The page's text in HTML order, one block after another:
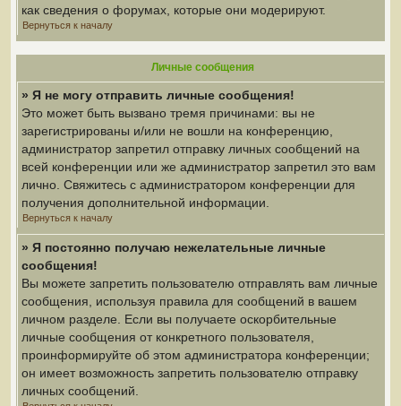
как сведения о форумах, которые они модерируют.
Вернуться к началу
Личные сообщения
» Я не могу отправить личные сообщения!
Это может быть вызвано тремя причинами: вы не
зарегистрированы и/или не вошли на конференцию,
администратор запретил отправку личных сообщений на
всей конференции или же администратор запретил это вам
лично. Свяжитесь с администратором конференции для
получения дополнительной информации.
Вернуться к началу
» Я постоянно получаю нежелательные личные
сообщения!
Вы можете запретить пользователю отправлять вам личные
сообщения, используя правила для сообщений в вашем
личном разделе. Если вы получаете оскорбительные
личные сообщения от конкретного пользователя,
проинформируйте об этом администратора конференции;
он имеет возможность запретить пользователю отправку
личных сообщений.